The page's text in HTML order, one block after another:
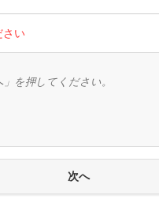
さい